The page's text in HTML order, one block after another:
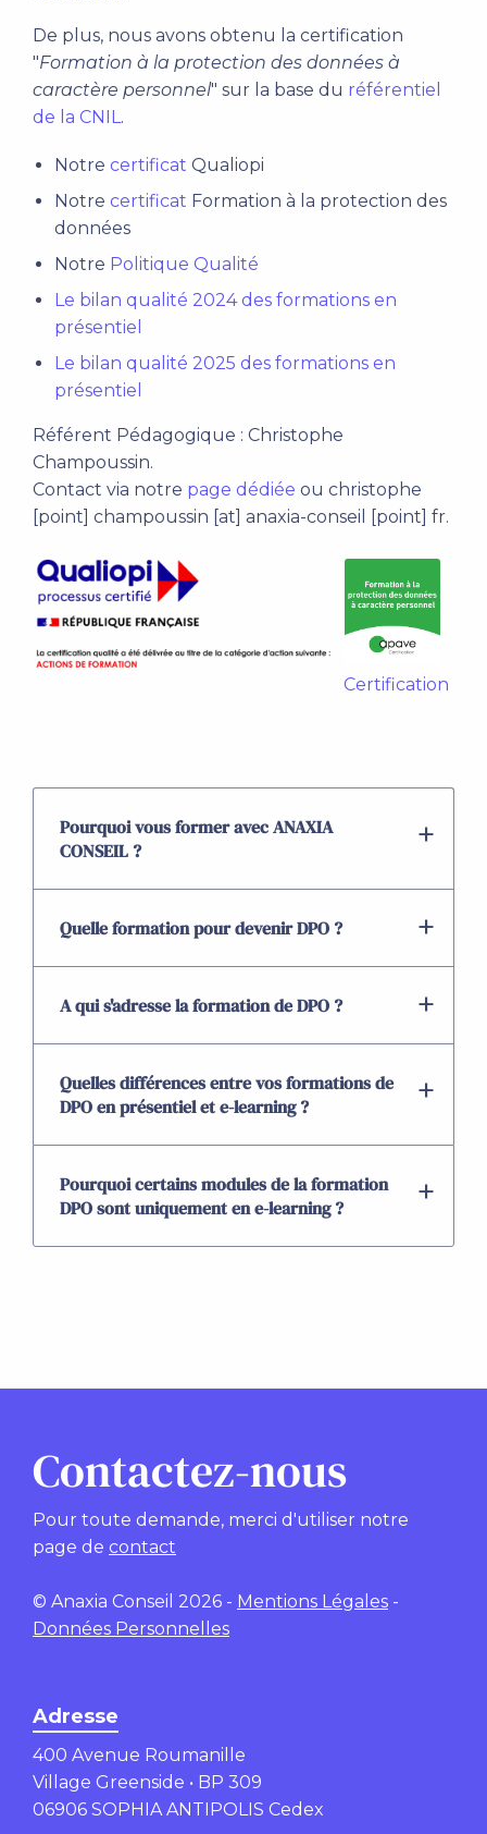
De plus, nous avons obtenu la certification
"Formation à la protection des données à
caractère personnel" sur la base du référentiel
de la CNIL.
Notre certificat Qualiopi
Notre certificat Formation à la protection des
données
Notre Politique Qualité
Le bilan qualité 2024 des formations en
présentiel
Le bilan qualité 2025 des formations en
présentiel
Référent Pédagogique : Christophe
Champoussin.
Contact via notre page dédiée ou christophe
[point] champoussin [at] anaxia-conseil [point] fr.
Certification
Pourquoi vous former avec ANAXIA
CONSEIL ?
Quelle formation pour devenir DPO ?
A qui s'adresse la formation de DPO ?
Quelles différences entre vos formations de
DPO en présentiel et e-learning ?
Pourquoi certains modules de la formation
DPO sont uniquement en e-learning ?
Contactez-nous
Pour toute demande, merci d'utiliser notre
page de contact
© Anaxia Conseil 2026 - Mentions Légales -
Données Personnelles
Adresse
400 Avenue Roumanille
Village Greenside • BP 309
06906 SOPHIA ANTIPOLIS Cedex